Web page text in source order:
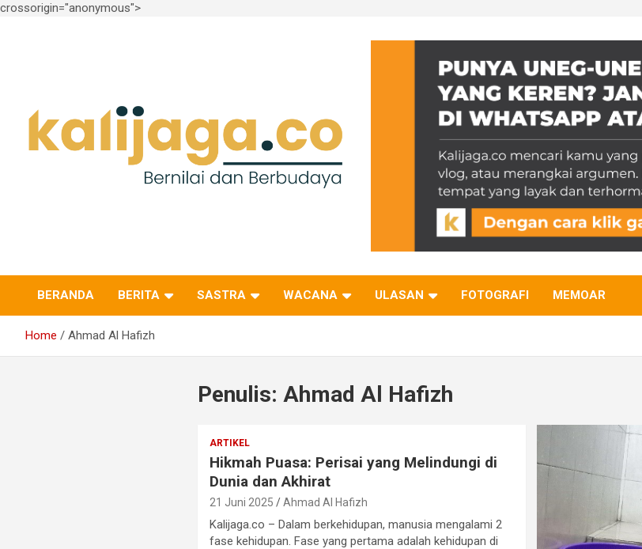
crossorigin="anonymous">
BERANDA BERITA SASTRA WACANA ULASAN FOTOGRAFI MEMOAR
Home Ahmad Al Hafizh
Penulis:Ahmad Al Hafizh
ARTIKEL
Hikmah Puasa: Perisai yang Melindungi di
Dunia dan Akhirat
21 Juni 2025 Ahmad Al Hafizh
Kalijaga.co – Dalam berkehidupan, manusia mengalami 2
fase kehidupan. Fase yang pertama adalah kehidupan di